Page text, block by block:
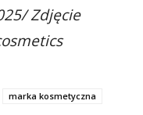
Zdjęcie
marka kosmetyczna